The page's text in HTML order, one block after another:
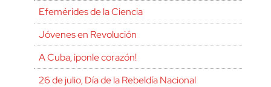
Efemérides de la Ciencia
Jóvenes en Revolución
A Cuba, ¡ponle corazón!
26 de julio, Día de la Rebeldía Nacional